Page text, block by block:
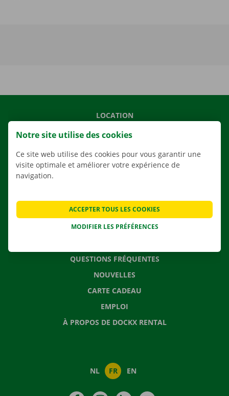
LOCATION
NOS VÉHICULES
AGENCES
QUESTIONS FRÉQUENTES
NOUVELLES
CARTE CADEAU
EMPLOI
À PROPOS DE DOCKX RENTAL
NL FR EN
Notre site utilise des cookies
Ce site web utilise des cookies pour vous garantir une
visite optimale et améliorer votre expérience de
navigation.
MODIFIER LES PRÉFÉRENCES
ACCEPTER TOUS LES COOKIES